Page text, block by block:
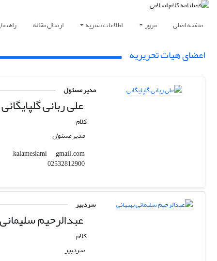
صفحه اصلی مرور اطلاعات نشریه ارسال مقاله
اعضای هیات تحریریه
مدیر مسئول
علی ربانی گلپایگانی
کلام
مدیر مسئول
kalameslami
gmail.com
02532812900
سردبیر
عبدالرحیم
کلام
سردبیر